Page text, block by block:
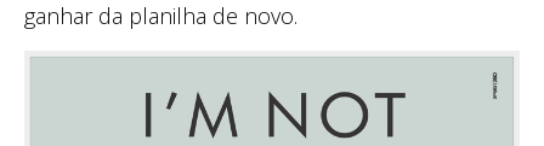
ganhar da planilha de novo.